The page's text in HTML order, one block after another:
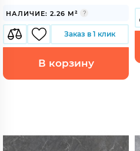
НАЛИЧИЕ: 2.26 М²
Заказ в 1 клик
В корзину